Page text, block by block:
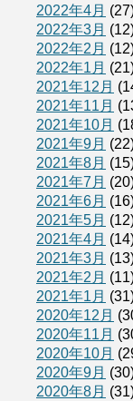
2022年4月
2022年3月
2022年2月
2022年1月
2021年12月
2021年11月
2021年10月
2021年9月
2021年8月
2021年7月
2021年6月
2021年5月
2021年4月
2021年3月
2021年2月
2021年1月
2020年12月
2020年11月
2020年10月
2020年9月
2020年8月